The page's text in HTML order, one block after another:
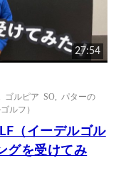
27:54
ゴルピア SO
パターの
ルフ）
（イーデルゴル
グを受けてみ